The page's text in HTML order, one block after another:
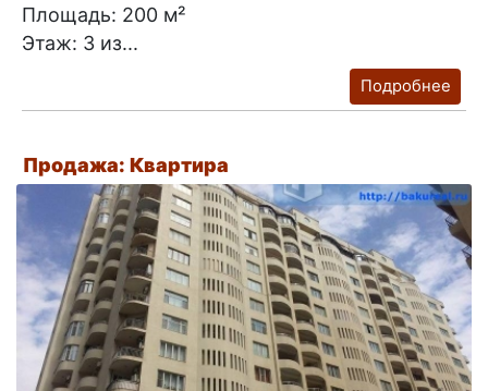
Площадь: 200 м²
Этаж: 3 из...
Подробнее
Продажа: Квартира